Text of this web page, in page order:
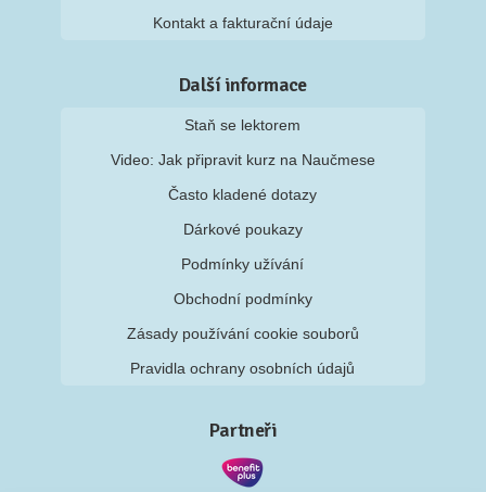
Kontakt a fakturační údaje
Další informace
Staň se lektorem
Video: Jak připravit kurz na Naučmese
Často kladené dotazy
Dárkové poukazy
Podmínky užívání
Obchodní podmínky
Zásady používání cookie souborů
Pravidla ochrany osobních údajů
Partneři